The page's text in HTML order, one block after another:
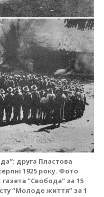
друга Пластова
1925 року. Фото
“Свобода” за 15
“Молоде життя” за 1